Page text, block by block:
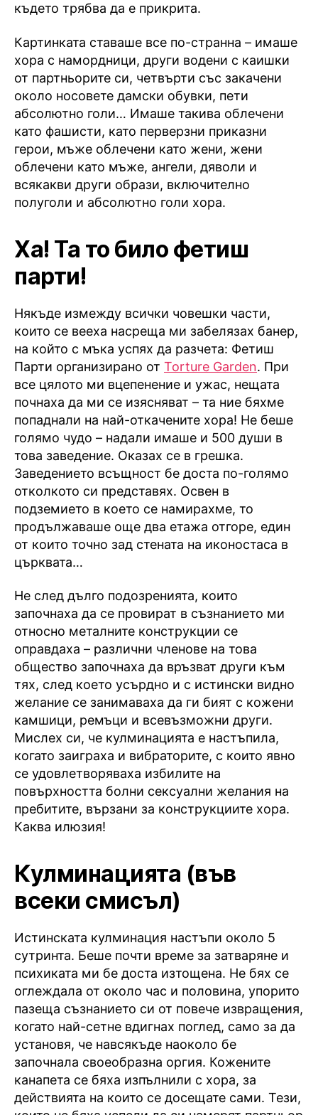
където трябва да е прикрита.
Картинката ставаше все по-странна – имаше
хора с намордници, други водени с каишки
от партньорите си, четвърти със закачени
около носовете дамски обувки, пети
абсолютно голи… Имаше такива облечени
като фашисти, като перверзни приказни
герои, мъже облечени като жени, жени
облечени като мъже, ангели, дяволи и
всякакви други образи, включително
полуголи и абсолютно голи хора.
Ха! Та то било фетиш
парти!
Някъде измежду всички човешки части,
които се вееха насреща ми забелязах банер,
на който с мъка успях да разчета: Фетиш
Парти организирано от Torture Garden. При
все цялото ми вцепенение и ужас, нещата
почнаха да ми се изясняват – та ние бяхме
попаднали на най-откачените хора! Не беше
голямо чудо – надали имаше и 500 души в
това заведение. Оказах се в грешка.
Заведението всъщност бе доста по-голямо
отколкото си представях. Освен в
подземието в което се намирахме, то
продължаваше още два етажа отгоре, един
от които точно зад стената на иконостаса в
църквата…
Не след дълго подозренията, които
започнаха да се провират в съзнанието ми
относно металните конструкции се
оправдаха – различни членове на това
общество започнаха да връзват други към
тях, след което усърдно и с истински видно
желание се занимаваха да ги бият с кожени
камшици, ремъци и всевъзможни други.
Мислех си, че кулминацията е настъпила,
когато заиграха и вибраторите, с които явно
се удовлетворяваха избилите на
повърхността болни сексуални желания на
пребитите, вързани за конструкциите хора.
Каква илюзия!
Кулминацията (във
всеки смисъл)
Истинската кулминация настъпи около 5
сутринта. Беше почти време за затваряне и
психиката ми бе доста изтощена. Не бях се
оглеждала от около час и половина, упорито
пазеща съзнанието си от повече извращения,
когато най-сетне вдигнах поглед, само за да
установя, че навсякъде наоколо бе
започнала своеобразна оргия. Кожените
канапета се бяха изпълнили с хора, за
действията на които се досещате сами. Тези,